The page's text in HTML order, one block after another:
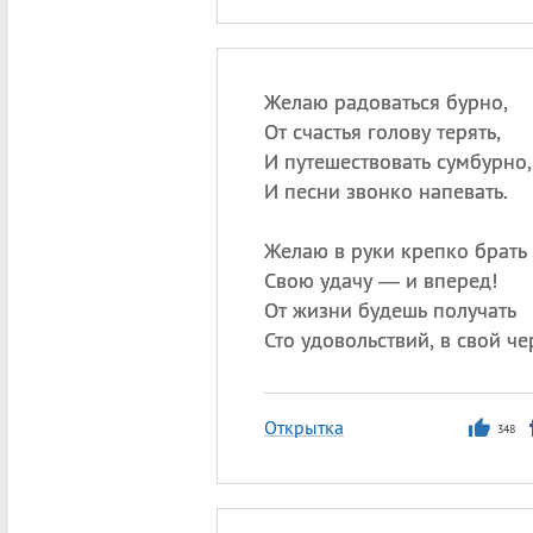
Желаю радоваться бурно,
От счастья голову терять,
И путешествовать сумбурно,
И песни звонко напевать.
Желаю в руки крепко брать
Свою удачу — и вперед!
От жизни будешь получать
Сто удовольствий, в свой
Открытка 348